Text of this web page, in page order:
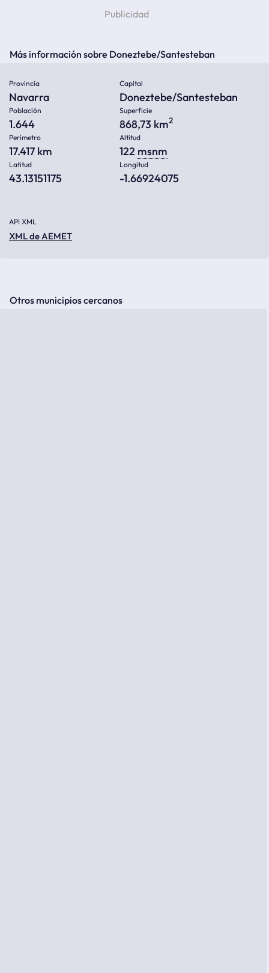
Más información sobre Doneztebe/Santesteban
Provincia
Navarra
Capital
Doneztebe/Santesteban
Población
1.644
Superficie
868,73 km2
Perímetro
17.417 km
Altitud
122 msnm
Latitud
43.13151175
Longitud
-1.66924075
API XML
XML de AEMET
Otros municipios cercanos